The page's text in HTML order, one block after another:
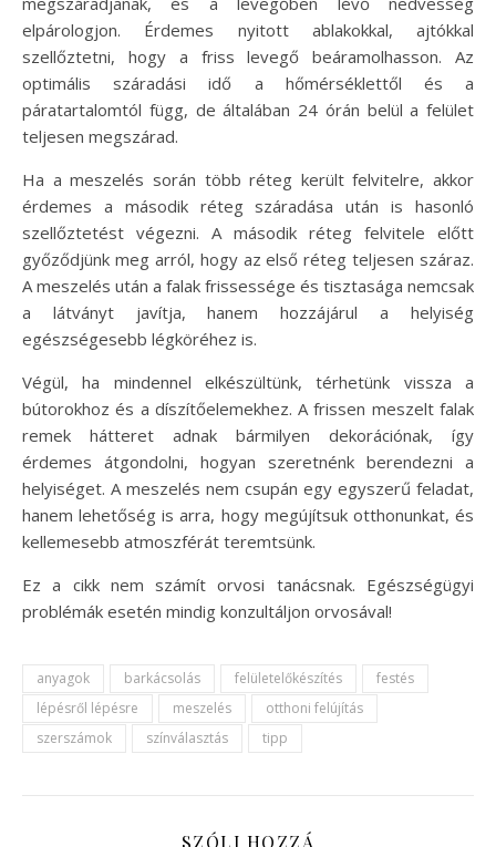
elpárologjon. Érdemes nyitott ablakokkal, ajtókkal
szellőztetni, hogy a friss levegő beáramolhasson. Az
optimális száradási idő a hőmérséklettől és a
páratartalomtól függ, de általában 24 órán belül a felület
teljesen megszárad.
Ha a meszelés során több réteg került felvitelre, akkor
érdemes a második réteg száradása után is hasonló
szellőztetést végezni. A második réteg felvitele előtt
győződjünk meg arról, hogy az első réteg teljesen száraz.
A meszelés után a falak frissessége és tisztasága nemcsak
a látványt javítja, hanem hozzájárul a helyiség
egészségesebb légköréhez is.
Végül, ha mindennel elkészültünk, térhetünk vissza a
bútorokhoz és a díszítőelemekhez. A frissen meszelt falak
remek hátteret adnak bármilyen dekorációnak, így
érdemes átgondolni, hogyan szeretnénk berendezni a
helyiséget. A meszelés nem csupán egy egyszerű feladat,
hanem lehetőség is arra, hogy megújítsuk otthonunkat, és
kellemesebb atmoszférát teremtsünk.
Ez a cikk nem számít orvosi tanácsnak. Egészségügyi
problémák esetén mindig konzultáljon orvosával!
anyagok barkácsolás felületelőkészítés
festés
lépésről lépésre
meszelés
otthoni felújítás
szerszámok
színválasztás tipp
SZÓLJ HOZZÁ